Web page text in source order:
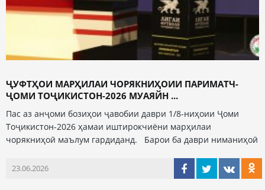
ҶУФТҲОИ МАРҲИЛАИ ЧОРЯКНИҲОИИ ПАРИМАТЧ-
ҶОМИ ТОҶИКИСТОН-2026 МУАЯЙН ...
Пас аз анҷоми бозиҳои ҷавобии даври 1/8-ниҳоии Ҷоми
Тоҷикистон-2026 ҳамаи иштирокчиёни марҳилаи
чорякниҳоӣ маълум гардиданд. Барои ба даври ниманиҳоӣ
23.06.2026